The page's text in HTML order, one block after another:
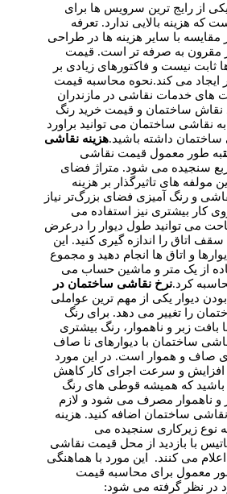
از رایج ترین سرویس ها برای
که هزینه بالایی ندارد. تعرفه
با سایر هزینه ها در طراحی
مقرون به صرفه تر است. قیمت
نیست و فاکتورهای زیادی بر
ایجاد می کند.نحوه محاسبه قیمت
خدمات نقاشی در مازندران
ساختمان و قیمت خرید رنگ
نقاشی ساختمان می توانید براورد
داشته باشید.​هزینه نقاشی
به طور معمول قیمت نقاشی
سنجیده می شود. متراژ فضای
مولفه های تاثیرگذار بر هزینه
و رنگ آمیزی فضای بزرگ‌تر نیاز
کار بیشتری نیز استفاده می
می توانید طول دیوار را درعرض
اتاق را اندازه گیری کنید. این
و اتاق ها انجام دهید و مجموع
از یک متر و ماشین حساب می
کرد.​نرخ نقاشی ساختمان در
دیوار یکی از مهم ترین عواملی
را تغییر می دهد. برای رنگ
بافت زبر و ناهموار، رنگ بیشتری
ساختمان با دیوارهای نا صاف
صاف و هموار است. در این مورد
و سرعت اجرای کار کاهش
باشید که همیشه قوطی های رنگ
و ناهموار مصرف می شود و لازم
ساختمان اضافه کنید. هزینه
نوع زیرکاری سنجیده می
با بازدید از محل قیمت نقاشی
می کنند. این مورد با هماهنگی
معمول برای محاسبه قیمت
در نظر گرفته می شود: